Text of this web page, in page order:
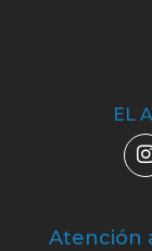
EL
Atención